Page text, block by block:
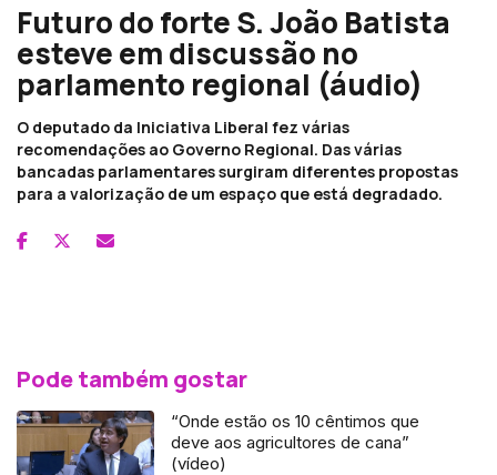
Futuro do forte S. João Batista
esteve em discussão no
parlamento regional (áudio)
O deputado da Iniciativa Liberal fez várias
recomendações ao Governo Regional. Das várias
bancadas parlamentares surgiram diferentes propostas
para a valorização de um espaço que está degradado.
Pode também gostar
“Onde estão os 10 cêntimos que
deve aos agricultores de cana”
(vídeo)